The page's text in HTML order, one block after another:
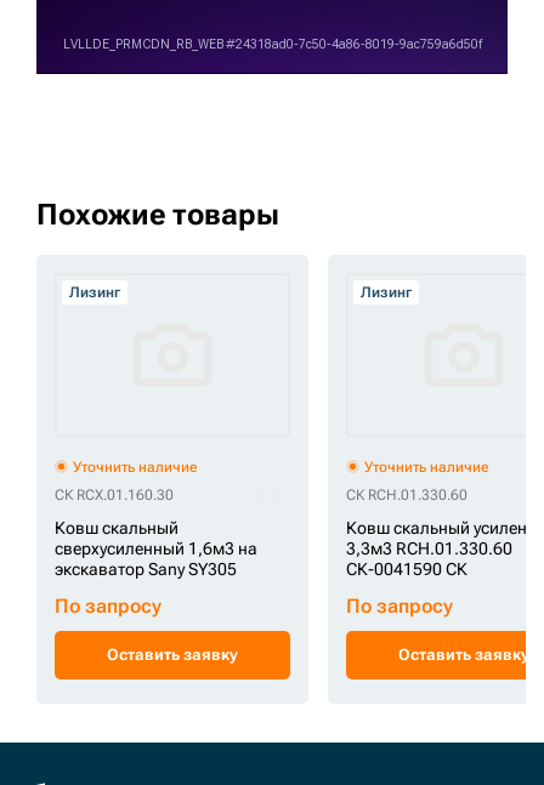
Похожие товары
Лизинг
Уточнить наличие
СК RCX.01.160.30
Ковш скальный
сверхусиленный 1,6м3 на
экскаватор Sany SY305
По запросу
Оставить заявку
Лизинг
Уточнить наличие
СК RCH.01.330.60
Ковш скальный
3,3м3 RCH.01.330.60
СК-0041590 СК
По запросу
Оставить заявку